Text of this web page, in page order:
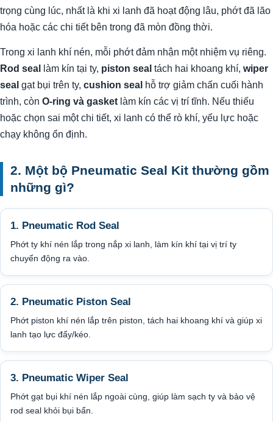
trọng cùng lúc, nhất là khi xi lanh đã hoạt động lâu, phớt đã lão
hóa hoặc các chi tiết bên trong đã mòn đồng thời.
Trong xi lanh khí nén, mỗi phớt đảm nhận một nhiệm vụ riêng.
Rod seal
làm kín tại ty, piston seal tách hai khoang khí, wiper
seal gạt bụi trên ty, cushion seal hỗ trợ giảm chấn cuối hành
trình, còn O-ring và gasket làm kín các vị trí tĩnh. Nếu thiếu
hoặc chọn sai một chi tiết, xi lanh có thể rò khí, yếu lực hoặc
chạy không ổn định.
2. Một bộ Pneumatic Seal Kit thường gồm
những gì?
1. Pneumatic Rod Seal
Phớt ty khí nén lắp trong nắp xi lanh, làm kín khí tại vị trí ty
chuyển động ra vào.
2. Pneumatic Piston Seal
Phớt piston khí nén lắp trên piston, tách hai khoang khí và giúp xi
lanh tạo lực đẩy/kéo.
3. Pneumatic Wiper Seal
Phớt gạt bụi khí nén lắp ngoài cùng, giúp làm sạch ty và bảo vệ
rod seal khỏi bụi bẩn.